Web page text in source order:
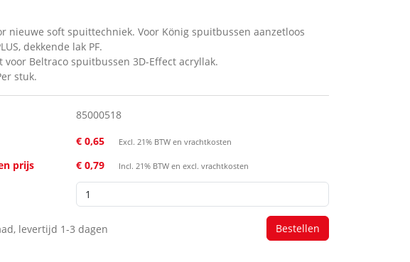
nieuwe soft spuittechniek. Voor König spuitbussen aanzetloos
dekkende lak PF.
voor Beltraco spuitbussen 3D-Effect acryllak.
stuk.
85000518
€ 0,65 Excl. 21% BTW en vrachtkosten
prijs € 0,79 Incl. 21% BTW en excl. vrachtkosten
levertijd 1-3 dagen